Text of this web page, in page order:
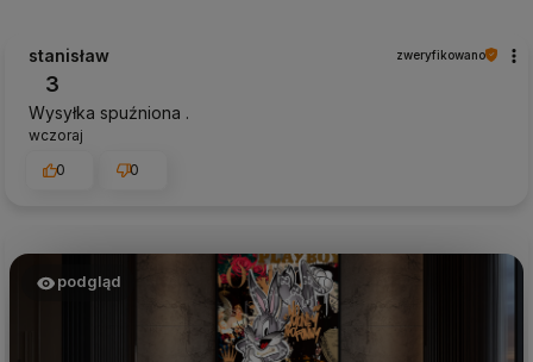
stanisław zweryfikowano
3
Wysyłka spuźniona .
wczoraj
0
0
podgląd